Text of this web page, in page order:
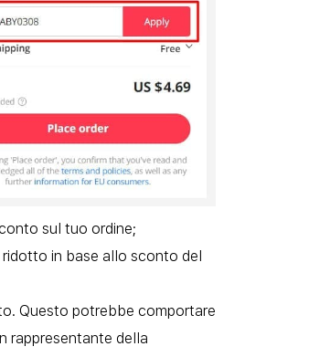
sul tuo ordine;
in base allo sconto del
Questo potrebbe comportare
rappresentante della